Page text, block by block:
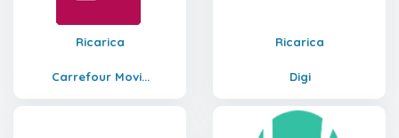
Ricarica
Carrefour Movi...
Ricarica
Digi